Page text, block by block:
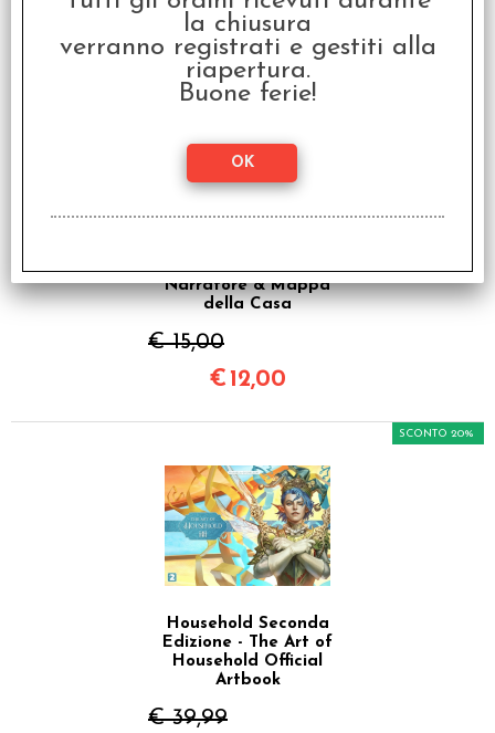
Narratore & Mappa
della Casa
€ 15,00
SCONTO 20%
€ 12,00
Household Seconda
Edizione - The Art of
Household Official
Artbook
€ 39,99
SCONTO 20%
la chiusura
verranno registrati e gestiti alla
riapertura.
Buone ferie!